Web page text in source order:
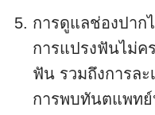
การดูแลช่องปาก
การแปรงฟันไม่ค
ฟัน รวมถึงการล
การพบทันตแพท